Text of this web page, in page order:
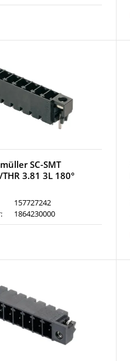
SC-SMT
3.81 3L 180°
157727242
1864230000